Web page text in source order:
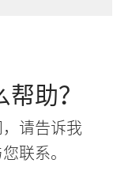
助？
请告诉我
联系。